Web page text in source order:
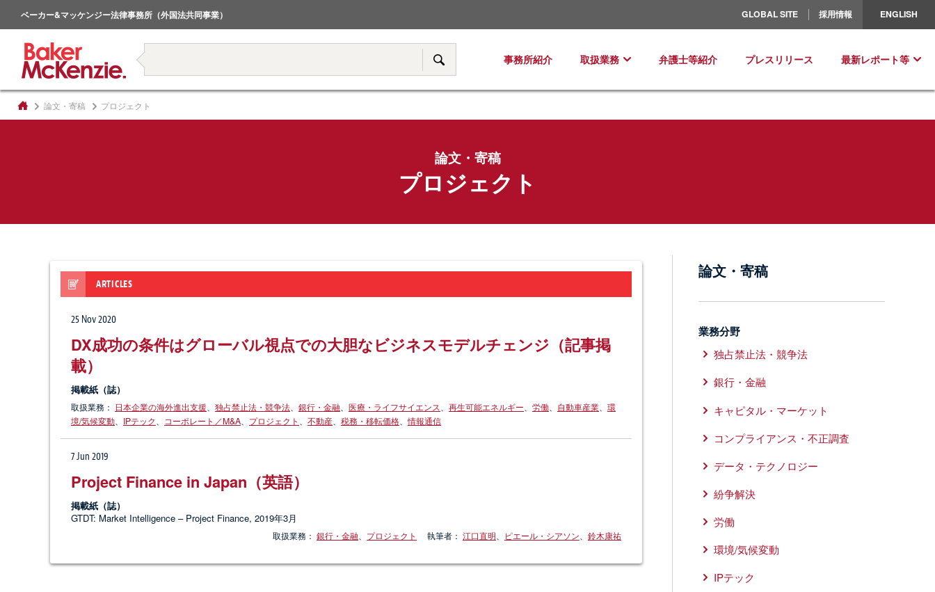
ベーカー&マッケンジー法律事務所（外国法共同事業） GLOBAL SITE 採用情報 ENGLISH
サイト内検索事務所紹介 取扱業務
ヨーロッパ
弁護士等紹介 プレスリリース 最新レポート等
著書
論文・寄稿 プロジェクト
論文・寄稿
プロジェクト
ARTICLES
25 Nov 2020
DX成功の条件はグローバル視点での大胆なビジネスモデルチェンジ（記事掲
載）
掲載紙（誌）
取扱業務： 日本企業の海外進出支援、 独占禁止法・競争法、 銀行・金融、 医療・ライフサイエンス、 再生可能エネルギー、 労働、 自動車産業、 環
境/気候変動、 IPテック、 コーポレート／M&A、 プロジェクト 、 不動産、 税務・移転価格、情報通信
7 Jun 2019
Project Finance in Japan（英語）
掲載紙（誌）
GTDT: Market Intelligence – Project Finance, 2019年3月
取扱業務： 銀行・金融、 プロジェクト 執筆者： 江口直明、 ピエール・シアソン、 鈴木康祐
論文・寄稿
業務分野
独占禁止法・競争法
銀行・金融
キャピタル・マーケット
コンプライアンス・不正調査
データ・テクノロジー
紛争解決
労働
環境/気候変動
IPテック